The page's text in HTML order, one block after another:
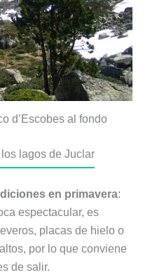
d’Escobes al fondo
lagos de Juclar
en primavera:
espectacular, es
placas de hielo o
por lo que conviene
de salir.